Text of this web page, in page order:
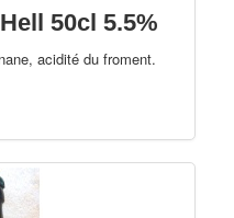
50cl 5.5%
acidité du froment.